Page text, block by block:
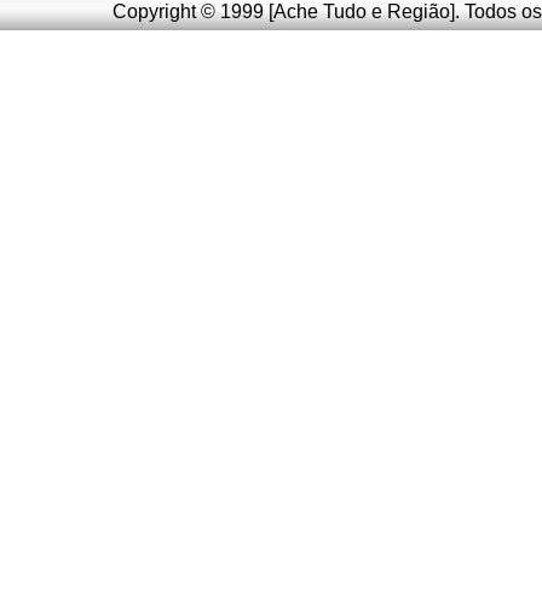
Copyright © 1999 [Ache Tudo e Região]. Todos